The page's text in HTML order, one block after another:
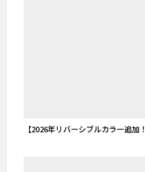
【2026年リバーシブルカラー追